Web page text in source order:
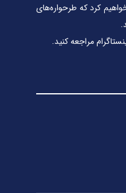
کرد که طرحواره‌های
مراجعه کنید.